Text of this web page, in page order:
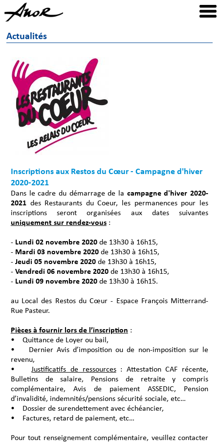
Actualités
Inscriptions aux Restos du Cœur - Campagne d'hiver
2020-2021
Dans le cadre du démarrage de la campagne d'hiver 2020-
2021des Restaurants du Coeur, les permanences pour les
inscriptions seront organisées aux dates suivantes
uniquement sur rendez-vous:
- Lundi 02 novembre 2020de 13h30 à 16h15,
- Mardi 03 novembre 2020de 13h30 à 16h15,
- Jeudi 05 novembre 2020de 13h30 à 16h15,
- Vendredi 06 novembre 2020de 13h30 à 16h15,
- Lundi 09 novembre 2020de 13h30 à 16h15.
au Local des Restos du Cœur - Espace François Mitterrand-
Rue Pasteur.
Pièces à fournir lors de l’inscription :
• Quittance de Loyer ou bail,
• Dernier Avis d’imposition ou de non-imposition sur le
revenu,
•Justificatifs de ressources: Attestation CAF récente,
Bulletins de salaire, Pensions de retraite y compris
complémentaire, Avis de paiement ASSEDIC, Pension
d’invalidité, indemnités/pensions sécurité sociale, etc…
• Dossier de surendettement avec échéancier,
• Factures, retard de paiement, etc…
Pour tout renseignement complémentaire, veuillez contacter